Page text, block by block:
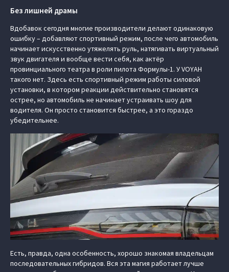
Без лишней драмы
Вдобавок сегодня многие производители делают одинаковую
ошибку – добавляют спортивный режим, после чего автомобиль
начинает искусственно утяжелять руль, натягивать виртуальный
звук двигателя и вообще вести себя, как актёр
провинциального театра в роли пилота Формулы-1. У VOYAH
такого нет. Здесь есть спортивный режим работы силовой
установки, в котором реакции действительно становятся
острее, но автомобиль не начинает устраивать шоу для
водителя. Он просто становится быстрее, а это гораздо
убедительнее.
Есть, правда, одна особенность, хорошо знакомая владельцам
последовательных гибридов. Вся эта магия работает лучше